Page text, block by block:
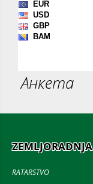
Анкета
ZEMLJORADNJA
RATARSTVO